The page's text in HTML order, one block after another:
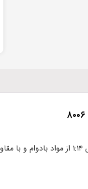
در مقیاس ۱:۱۴ از مواد